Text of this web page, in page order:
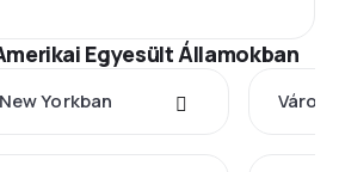
Egyesült Államokban
Yorkban